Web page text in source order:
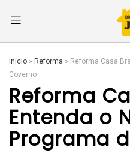
Início » Reforma » Reforma Casa
Governo
Reforma
Entenda o
Programa